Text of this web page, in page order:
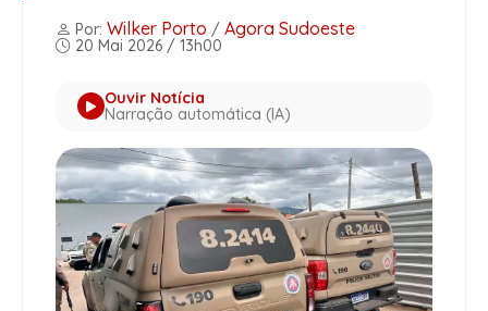
Por: Wilker Porto / Agora Sudoeste
20 Mai 2026 / 13h00
Ouvir Notícia
Narração automática (IA)